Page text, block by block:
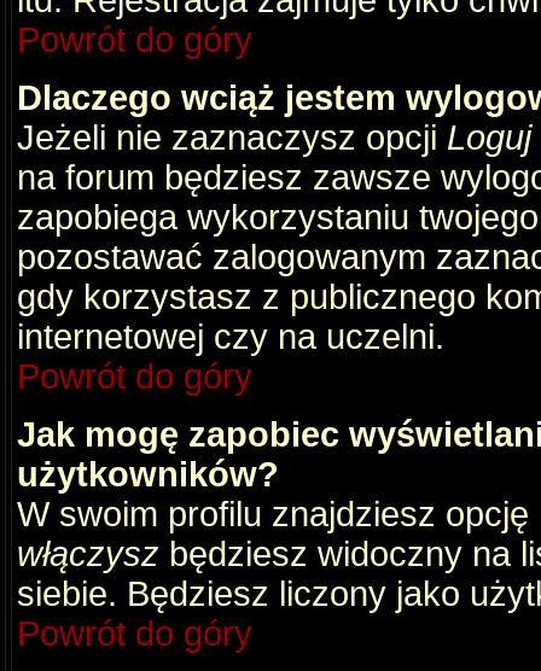
Powrót do góry
Dlaczego wciąż jestem
Jeżeli nie zaznaczysz opcji
na forum będziesz zawsze
zapobiega wykorzystaniu
pozostawać zalogowanym
gdy korzystasz z publicznego
internetowej czy na uczelni.
Powrót do góry
Jak mogę zapobiec
użytkowników?
W swoim profilu znajdziesz opcję
włączysz będziesz widoczny na
siebie. Będziesz liczony jako
Powrót do góry